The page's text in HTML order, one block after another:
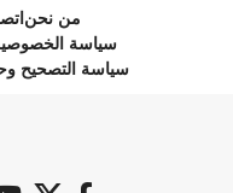
من نحن
سياسة
سياسة التصحيح